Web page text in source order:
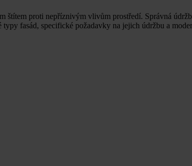
štítem proti nepříznivým vlivům prostředí. Správná
fasád, specifické požadavky na jejich údržbu a